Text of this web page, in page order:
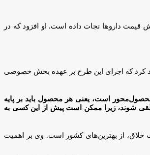
قیمت داروها نجات داده است. او افزود که در
کرد که اجرای این طرح بر عهده بخش خصوصی
است، یعنی هر محصول باید بر پایه
شوند، زیرا ممکن است پیش از این کسی به
دانش‌بنیان رئیس‌جمهور با اشاره به عملکرد پارک علم و فناوری سیستان و بلوچستان گفت: این پارک با ۳۸ شرکت دانش‌بنیان و ۴۰ شرکت خلاق، از بهترین‌های کشور است. وی بر اهمیت